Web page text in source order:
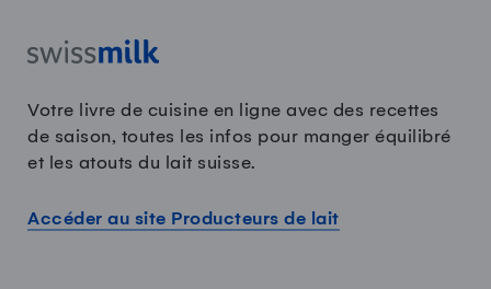
Votre livre de cuisine en ligne avec des recettes
de saison, toutes les infos pour manger équilibré
et les atouts du lait suisse.
Accéder au site Producteurs de lait